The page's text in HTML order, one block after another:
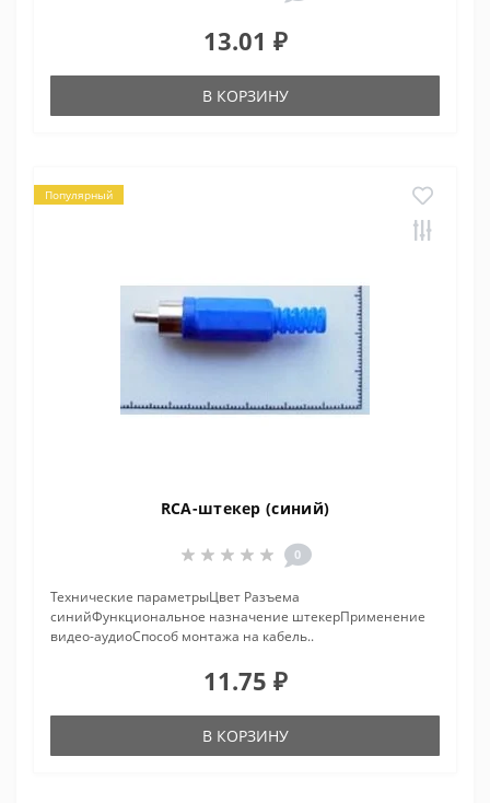
13.01 ₽
В КОРЗИНУ
Популярный
RCA-штекер (синий)
0
Технические параметрыЦвет Разъема
синийФункциональное назначение штекерПрименение
видео-аудиоСпособ монтажа на кабель..
11.75 ₽
В КОРЗИНУ